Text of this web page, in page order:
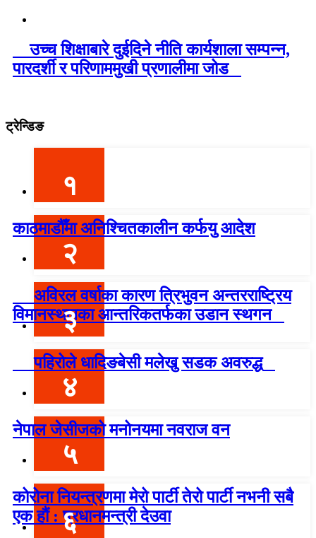
उच्च शिक्षाबारे दुईदिने नीति कार्यशाला सम्पन्न,
पारदर्शी र परिणाममुखी प्रणालीमा जोड
ट्रेन्डिङ
१
काठमाडौँमा अनिश्चितकालीन कर्फयु आदेश
२
अविरल वर्षाका कारण त्रिभुवन अन्तरराष्ट्रिय
विमानस्थलका आन्तरिकतर्फका उडान स्थगन
३
पहिरोले धादिङबेसी मलेखु सडक अवरुद्ध
४
नेपाल जेसीजको मनोनयमा नवराज वन
५
कोरोना नियन्त्रणमा मेरो पार्टी तेरो पार्टी नभनी सबै
एक हौं : प्रधानमन्त्री देउवा
६